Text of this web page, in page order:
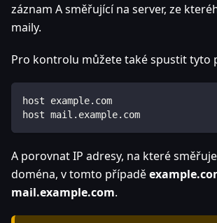
záznam A směřující na server, ze
maily.
Pro kontrolu můžete také spustit tyto
host example.com
host mail.example.com
A porovnat IP adresy, na které
doména, v tomto případě
mail.example.com.